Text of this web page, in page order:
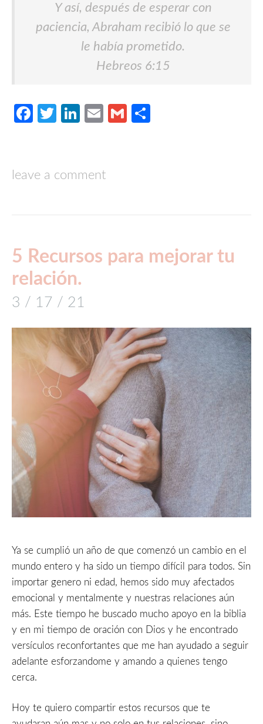
Y así, después de esperar con
paciencia, Abraham recibió lo que se
le había prometido.
Hebreos 6:15
Facebook
TwitterLinkedIn
EmailGmail
leave a comment
5 Recursos para mejorar tu
relación.
3 / 17 / 21
Ya se cumplió un año de que comenzó un cambio en el
mundo entero y ha sido un tiempo difícil para todos. Sin
importar genero ni edad, hemos sido muy afectados
emocional y mentalmente y nuestras relaciones aún
más. Este tiempo he buscado mucho apoyo en la biblia
y en mi tiempo de oración con Dios y he encontrado
versículos reconfortantes que me han ayudado a seguir
adelante esforzandome y amando a quienes tengo
cerca.
Hoy te quiero compartir estos recursos que te